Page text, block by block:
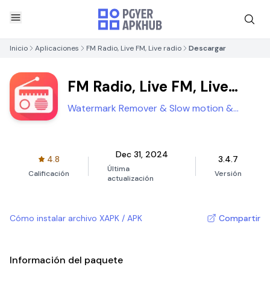
Inicio Aplicaciones FM Radio, Live FM, Live radio Descargar
FM Radio, Live FM, Live
radio
Watermark Remover & Slow motion &
4.8
Calificación
Dec 31, 2024
Última
actualización
3.4.7
Versión
Cómo instalar archivo XAPK / APK Compartir
Información del paquete